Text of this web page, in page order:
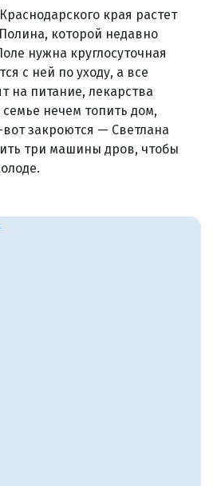
края растет
которой недавно
нужна круглосуточная
с ней по уходу, а все
на питание, лекарства
нечем топить дом,
закроются — Светлана
три машины дров, чтобы